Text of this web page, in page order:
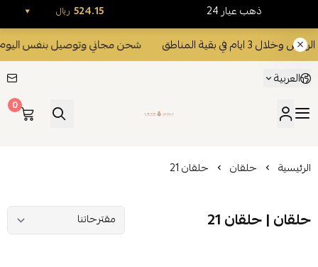
في بقية المناطق
شحن مجاني وتوصيل بنفس اليوم داخل الرياض
العربية
ليفي للذهب والمجوهرات
0
الرئيسية حلقان حلقان 21
حلقان | حلقان 21
24 ذهب عيار ريال 524.15